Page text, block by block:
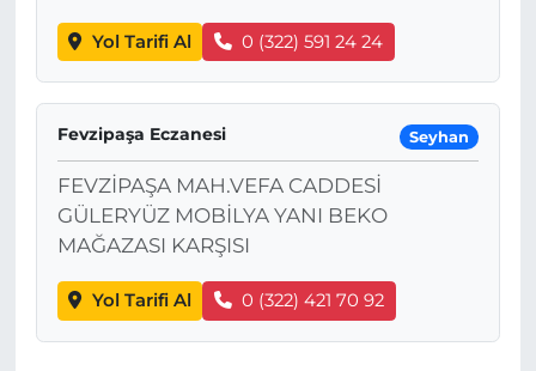
Yol Tarifi Al 0 (322) 591 24 24
Fevzipaşa Eczanesi Seyhan
FEVZİPAŞA MAH.VEFA CADDESİ
GÜLERYÜZ MOBİLYA YANI BEKO
MAĞAZASI KARŞISI
Yol Tarifi Al 0 (322) 421 70 92